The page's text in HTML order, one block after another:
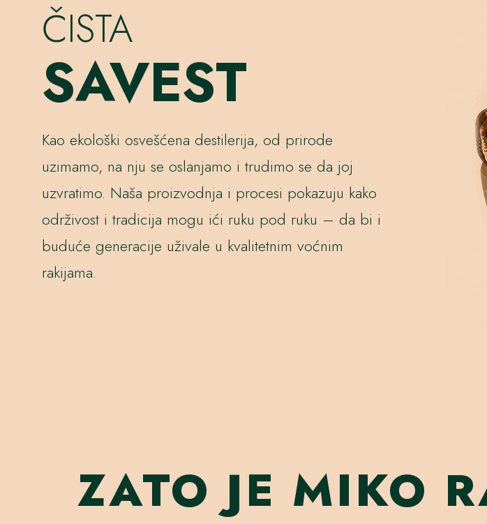
ČISTA
SAVEST
Kao ekološki osvešćena destilerija, od prirode
uzimamo, na nju se oslanjamo i trudimo se da joj
uzvratimo. Naša proizvodnja i procesi pokazuju kako
održivost i tradicija mogu ići ruku pod ruku – da bi i
buduće generacije uživale u kvalitetnim voćnim
rakijama.
ZATO JE MIKO